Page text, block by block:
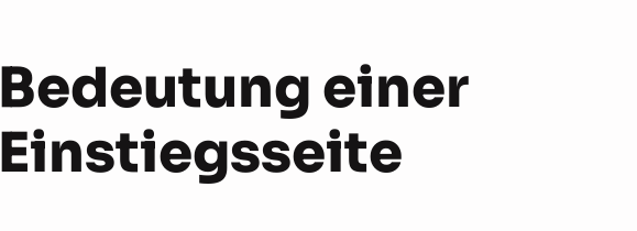
Bedeutung einer
Einstiegsseite